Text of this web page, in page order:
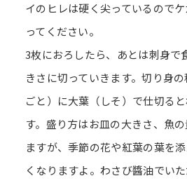
イのヒレは硬く尖っているので
ってください。
3枚におろしたら、あとは刺身で
きさに切っていきます。切り身
ごと）に大葉（しそ）で仕切る
す。盛り方はお皿の大きさ、魚
ますが、季節の花や紅葉の葉を
くなりますよ。わさび醬油でい